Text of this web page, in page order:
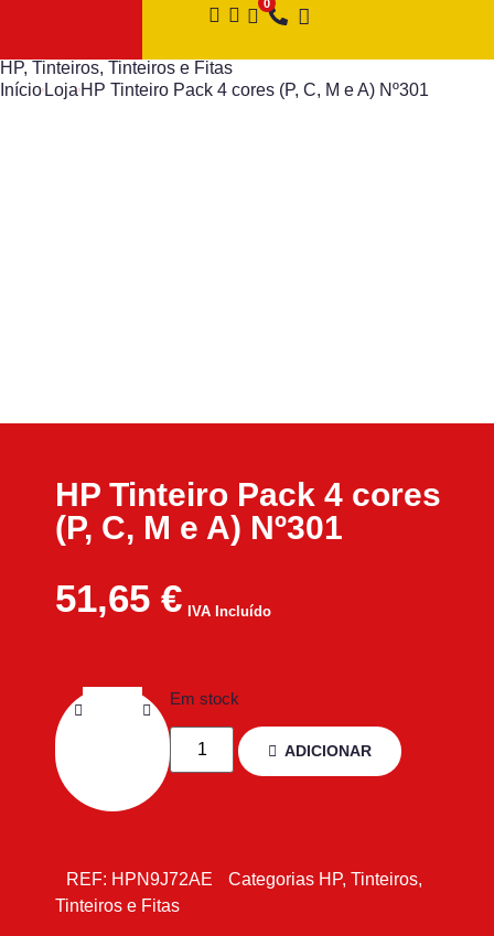
HP, Tinteiros, Tinteiros e Fitas
Início Loja HP Tinteiro Pack 4 cores (P, C, M e A) Nº301
HP Tinteiro Pack 4 cores
(P, C, M e A) Nº301
51,65 € IVA Incluído
Em stock
ADICIONAR
REF: HPN9J72AE Categorias HP, Tinteiros,
Tinteiros e Fitas